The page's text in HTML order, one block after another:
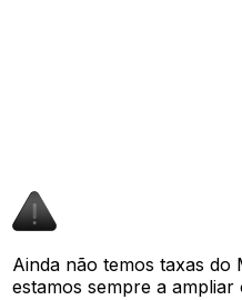
Ainda não temos taxas
estamos sempre a ampliar